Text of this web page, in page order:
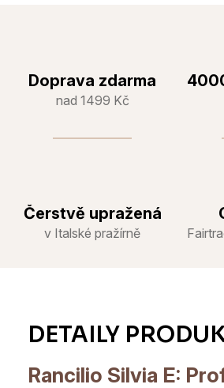
Doprava zdarma
nad 1499 Kč
Čerstvě upražená
v Italské pražírně
Rancilio Silvia E: